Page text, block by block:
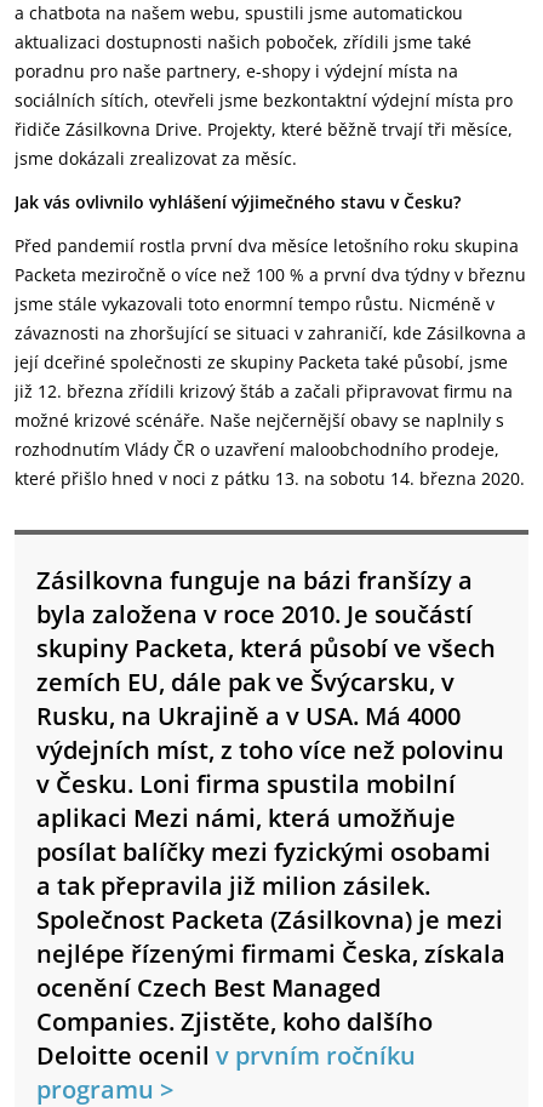
a chatbota na našem webu, spustili jsme automatickou
aktualizaci dostupnosti našich poboček, zřídili jsme také
poradnu pro naše partnery, e-shopy i výdejní místa na
sociálních sítích, otevřeli jsme bezkontaktní výdejní místa pro
řidiče Zásilkovna Drive. Projekty, které běžně trvají tři měsíce,
jsme dokázali zrealizovat za měsíc.
Jak vás ovlivnilo vyhlášení výjimečného stavu v Česku?
Před pandemií rostla první dva měsíce letošního roku skupina
Packeta meziročně o více než 100 % a první dva týdny v březnu
jsme stále vykazovali toto enormní tempo růstu. Nicméně v
závaznosti na zhoršující se situaci v zahraničí, kde Zásilkovna a
její dceřiné společnosti ze skupiny Packeta také působí, jsme
již 12. března zřídili krizový štáb a začali připravovat firmu na
možné krizové scénáře. Naše nejčernější obavy se naplnily s
rozhodnutím Vlády ČR o uzavření maloobchodního prodeje,
které přišlo hned v noci z pátku 13. na sobotu 14. března 2020.
Zásilkovna funguje na bázi franšízy a
byla založena v roce 2010. Je součástí
skupiny Packeta, která působí ve všech
zemích EU, dále pak ve Švýcarsku, v
Rusku, na Ukrajině a v USA. Má 4000
výdejních míst, z toho více než polovinu
v Česku. Loni firma spustila mobilní
aplikaci Mezi námi, která umožňuje
posílat balíčky mezi fyzickými osobami
a tak přepravila již milion zásilek.
Společnost Packeta (Zásilkovna) je mezi
nejlépe řízenými firmami Česka, získala
ocenění Czech Best Managed
Companies.Zjistěte, koho dalšího
Deloitte ocenil v prvním ročníku
programu >